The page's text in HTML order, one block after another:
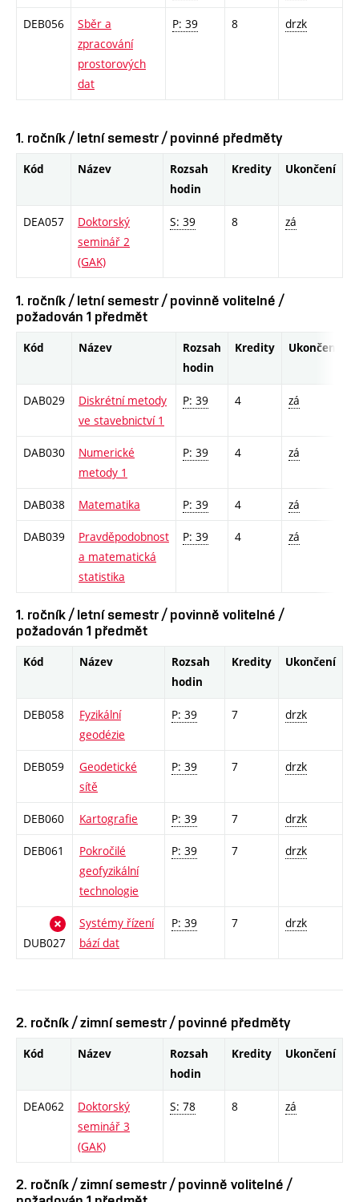
DEB056
Sběr a
zpracování
prostorových
dat
P: 39 8 drzk
1. ročník / letní semestr / povinné předměty
Kód Název
Rozsah
hodin
Kredity Ukončení
DEA057
Doktorský
seminář 2
(GAK)
S: 39 8 zá
1. ročník / letní semestr / povinně volitelné /
požadován 1 předmět
Kód Název
Rozsah
hodin
Kredity Ukončení
DAB029
Diskrétní metody
ve stavebnictví 1
P: 39 4 zá
DAB030
Numerické
metody 1
P: 39 4 zá
DAB038 Matematika P: 39 4 zá
DAB039
Pravděpodobnost
a matematická
statistika
P: 39 4 zá
1. ročník / letní semestr / povinně volitelné /
požadován 1 předmět
Kód Název
Rozsah
hodin
Kredity Ukončení
DEB058
Fyzikální
geodézie
P: 39 7 drzk
DEB059
Geodetické
sítě
P: 39 7 drzk
DEB060 Kartografie P: 39 7 drzk
DEB061
Pokročilé
geofyzikální
technologie
P: 39 7 drzk
DUB027
Systémy řízení
bází dat
P: 39 7 drzk
2. ročník / zimní semestr / povinné předměty
Kód Název
Rozsah
hodin
Kredity Ukončení
DEA062
Doktorský
seminář 3
(GAK)
S: 78 8 zá
2. ročník / zimní semestr / povinně volitelné /